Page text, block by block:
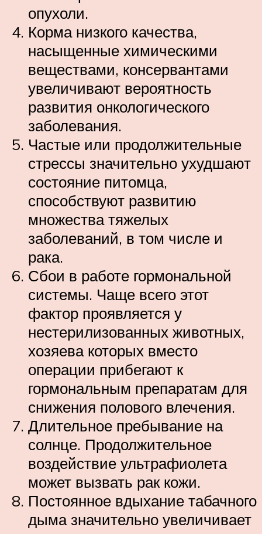
опухоли.
Корма низкого качества,
насыщенные химическими
веществами, консервантами
увеличивают вероятность
развития онкологического
заболевания.
Частые или продолжительные
стрессы значительно ухудшают
состояние питомца,
способствуют развитию
множества тяжелых
заболеваний, в том числе и
рака.
Сбои в работе гормональной
системы. Чаще всего этот
фактор проявляется у
нестерилизованных животных,
хозяева которых вместо
операции прибегают к
гормональным препаратам для
снижения полового влечения.
Длительное пребывание на
солнце. Продолжительное
воздействие ультрафиолета
может вызвать рак кожи.
Постоянное вдыхание табачного
дыма значительно увеличивает